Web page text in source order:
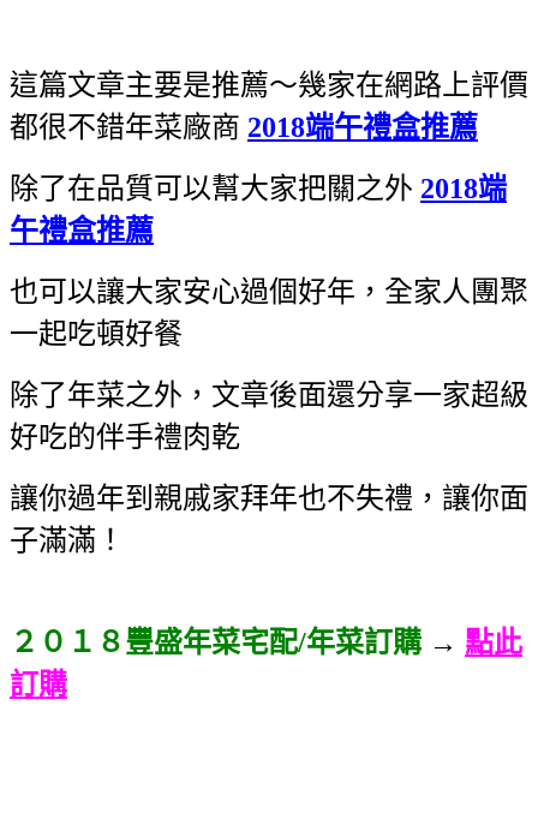
這篇文章主要是推薦～幾家在網路上評價
都很不錯年菜廠商 2018端午禮盒推薦
除了在品質可以幫大家把關之外 2018端
午禮盒推薦
也可以讓大家安心過個好年，全家人團聚
一起吃頓好餐
除了年菜之外，文章後面還分享一家超級
好吃的伴手禮肉乾
讓你過年到親戚家拜年也不失禮，讓你面
子滿滿！
２０１８豐盛年菜宅配/年菜訂購 → 點此
訂購